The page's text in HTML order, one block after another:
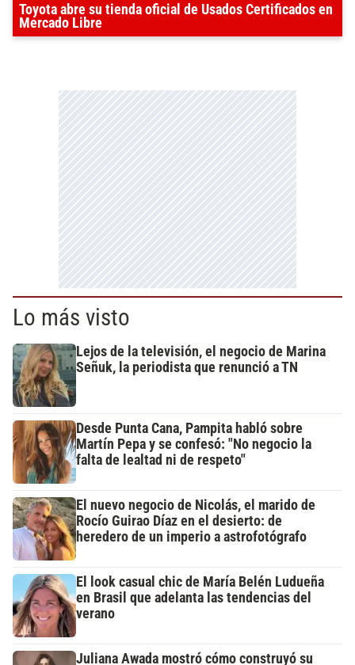
Toyota abre su tienda oficial de Usados Certificados en
Mercado Libre
Lo más visto
Lejos de la televisión, el negocio de Marina
Señuk, la periodista que renunció a TN
Desde Punta Cana, Pampita habló sobre
Martín Pepa y se confesó: "No negocio la
falta de lealtad ni de respeto"
El nuevo negocio de Nicolás, el marido de
Rocío Guirao Díaz en el desierto: de
heredero de un imperio a astrofotógrafo
El look casual chic de María Belén Ludueña
en Brasil que adelanta las tendencias del
verano
Juliana Awada mostró cómo construyó su